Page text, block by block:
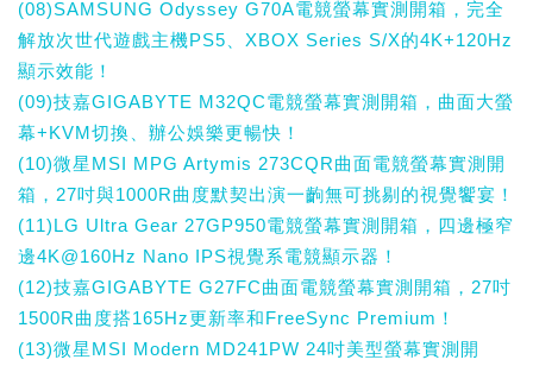
(08)SAMSUNG Odyssey G70A電競螢幕實測開箱，完全
解放次世代遊戲主機PS5、XBOX Series S/X的4K+120Hz
顯示效能！
(09)技嘉GIGABYTE M32QC電競螢幕實測開箱，曲面大螢
幕+KVM切換、辦公娛樂更暢快！
(10)微星MSI MPG Artymis 273CQR曲面電競螢幕實測開
箱，27吋與1000R曲度默契出演一齣無可挑剔的視覺饗宴！
(11)LG Ultra Gear 27GP950電競螢幕實測開箱，四邊極窄
邊4K@160Hz Nano IPS視覺系電競顯示器！
(12)技嘉GIGABYTE G27FC曲面電競螢幕實測開箱，27吋
1500R曲度搭165Hz更新率和FreeSync Premium！
(13)微星MSI Modern MD241PW 24吋美型螢幕實測開